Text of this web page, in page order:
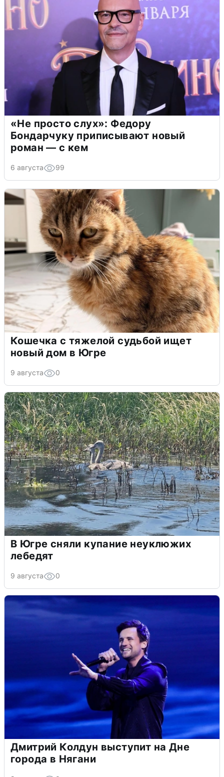
«Не просто слух»: Федору
Бондарчуку приписывают новый
роман — с кем
6 августа 99
Кошечка с тяжелой судьбой ищет
новый дом в Югре
9 августа 0
В Югре сняли купание неуклюжих
лебедят
9 августа 0
Дмитрий Колдун выступит на Дне
города в Нягани